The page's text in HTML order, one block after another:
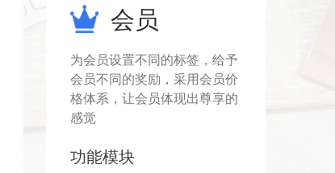
会员
为会员设置不同的标签，给予
会员不同的奖励，采用会员价
格体系，让会员体现出尊享的
感觉
功能模块